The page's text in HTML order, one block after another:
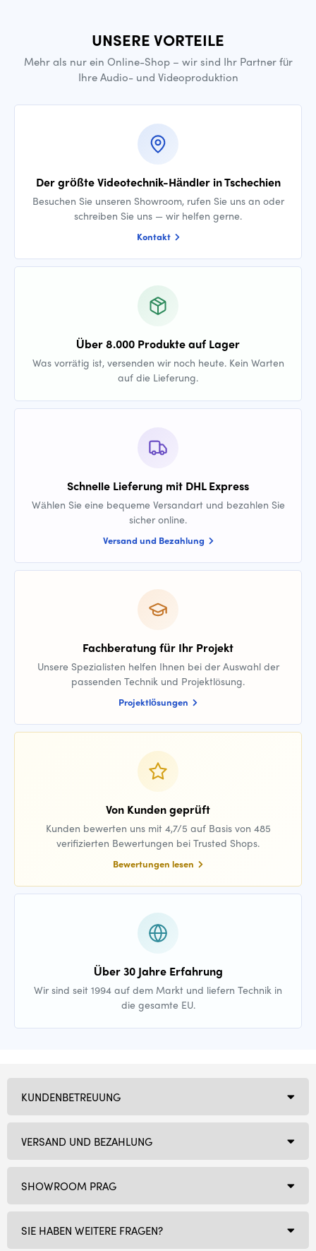
UNSERE VORTEILE
Mehr als nur ein Online-Shop – wir sind Ihr Partner für
Ihre Audio- und Videoproduktion
Der größte Videotechnik-Händler in Tschechien
Besuchen Sie unseren Showroom, rufen Sie uns an oder
schreiben Sie uns — wir helfen gerne.
Kontakt
Über 8.000 Produkte auf Lager
Was vorrätig ist, versenden wir noch heute. Kein Warten
auf die Lieferung.
Schnelle Lieferung mit DHL Express
Wählen Sie eine bequeme Versandart und bezahlen Sie
sicher online.
Versand und Bezahlung
Fachberatung für Ihr Projekt
Unsere Spezialisten helfen Ihnen bei der Auswahl der
passenden Technik und Projektlösung.
Projektlösungen
Von Kunden geprüft
Kunden bewerten uns mit 4,7/5 auf Basis von 485
verifizierten Bewertungen bei Trusted Shops.
Bewertungen lesen
Über 30 Jahre Erfahrung
Wir sind seit 1994 auf dem Markt und liefern Technik in
die gesamte EU.
SHOWROOM PRAG
SIE HABEN WEITERE FRAGEN?
KUNDENBETREUUNG
VERSAND UND BEZAHLUNG